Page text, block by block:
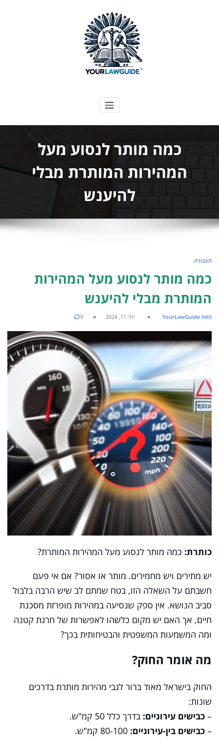
המדריך המשפטי שלך
כמה מותר לנסוע מעל
המהירות המותרת מבלי
להיענש
תעבורה
כמה מותר לנסוע מעל המהירות
המותרת מבלי להיענש
מאת YourLawGuide יולי 11, 2024 0
כותרת: כמה מותר לנסוע מעל המהירות המותרת?
יש מתירים ויש מחמירים. מותר או אסור? אם אי פעם
חשבתם על השאלה הזו, בטח שמתם לב שיש הרבה בלבול
סביב הנושא. אין ספק שנסיעה במהירות מופרזת מסכנת
חיים, אך האם יש מקום כלשהו לאפשרות של חרגת קטנה
ומה המשמעות המשפטית והבטיחותית בכך?
מה אומר החוק?
החוק בישראל מאוד ברור לגבי מהירות מותרת בדרכים
שונות:
– כבישים עירוניים: בדרך כלל 50 קמ"ש.
– כבישים בין-עירוניים: